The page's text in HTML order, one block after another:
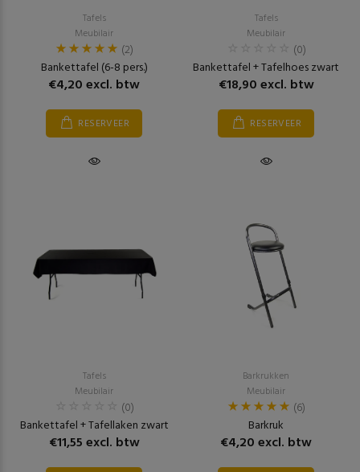
Tafels
Meubilair
(2)
Bankettafel (6-8 pers.)
€4,20 excl. btw
RESERVEER
Tafels
Meubilair
(0)
Bankettafel + Tafelhoes zwart
€18,90 excl. btw
RESERVEER
Tafels
Meubilair
(0)
Bankettafel + Tafellaken zwart
€11,55 excl. btw
Barkrukken
Meubilair
(6)
Barkruk
€4,20 excl. btw